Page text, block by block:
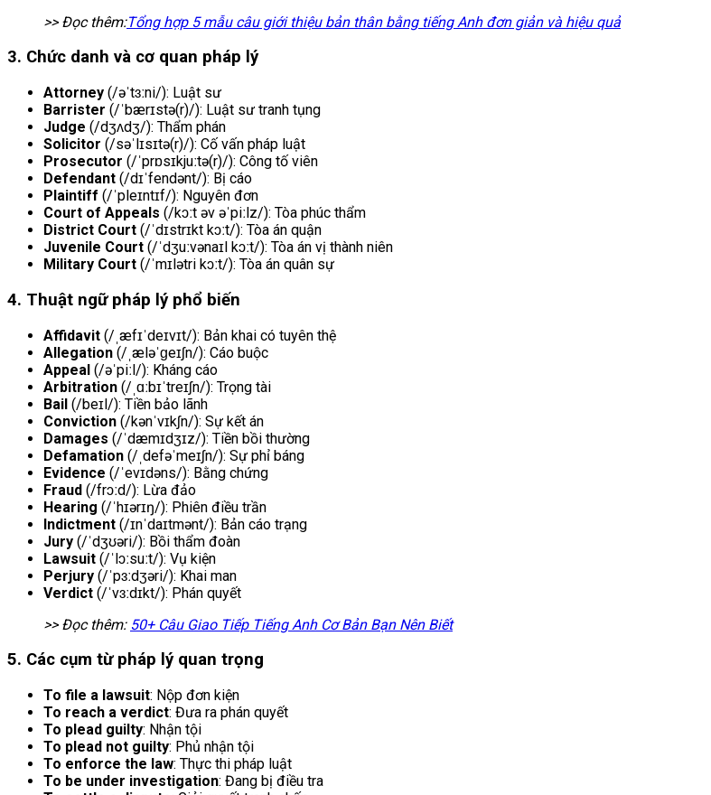
>> Đọc thêm:Tổng hợp 5 mẫu câu giới thiệu bản thân bằng tiếng Anh đơn giản và hiệu quả
3. Chức danh và cơ quan pháp lý
Attorney (/əˈtɜːni/): Luật sư
Barrister (/ˈbærɪstə(r)/): Luật sư tranh tụng
Judge (/dʒʌdʒ/): Thẩm phán
Solicitor (/səˈlɪsɪtə(r)/): Cố vấn pháp luật
Prosecutor (/ˈprɒsɪkjuːtə(r)/): Công tố viên
Defendant (/dɪˈfendənt/): Bị cáo
Plaintiff (/ˈpleɪntɪf/): Nguyên đơn
Court of Appeals (/kɔːt əv əˈpiːlz/): Tòa phúc thẩm
District Court (/ˈdɪstrɪkt kɔːt/): Tòa án quận
Juvenile Court (/ˈdʒuːvənaɪl kɔːt/): Tòa án vị thành niên
Military Court (/ˈmɪlətri kɔːt/): Tòa án quân sự
4. Thuật ngữ pháp lý phổ biến
Affidavit (/ˌæfɪˈdeɪvɪt/): Bản khai có tuyên thệ
Allegation (/ˌæləˈɡeɪʃn/): Cáo buộc
Appeal (/əˈpiːl/): Kháng cáo
Arbitration (/ˌɑːbɪˈtreɪʃn/): Trọng tài
Bail (/beɪl/): Tiền bảo lãnh
Conviction (/kənˈvɪkʃn/): Sự kết án
Damages (/ˈdæmɪdʒɪz/): Tiền bồi thường
Defamation (/ˌdefəˈmeɪʃn/): Sự phỉ báng
Evidence (/ˈevɪdəns/): Bằng chứng
Fraud (/frɔːd/): Lừa đảo
Hearing (/ˈhɪərɪŋ/): Phiên điều trần
Indictment (/ɪnˈdaɪtmənt/): Bản cáo trạng
Jury (/ˈdʒʊəri/): Bồi thẩm đoàn
Lawsuit (/ˈlɔːsuːt/): Vụ kiện
Perjury (/ˈpɜːdʒəri/): Khai man
Verdict (/ˈvɜːdɪkt/): Phán quyết
>> Đọc thêm: 50+ Câu Giao Tiếp Tiếng Anh Cơ Bản Bạn Nên Biết
5. Các cụm từ pháp lý quan trọng
To file a lawsuit: Nộp đơn kiện
To reach a verdict: Đưa ra phán quyết
To plead guilty: Nhận tội
To plead not guilty: Phủ nhận tội
To enforce the law: Thực thi pháp luật
To be under investigation: Đang bị điều tra